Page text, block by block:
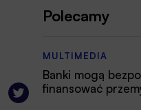
Polecamy
MULTIMEDIA
Banki mogą
finansować